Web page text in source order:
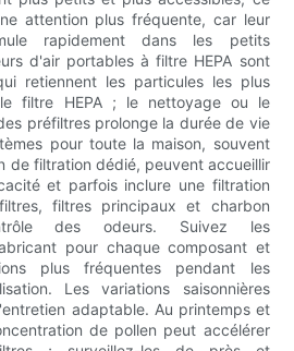
attention plus fréquente, car leur
rapidement dans les petits
d'air portables à filtre HEPA sont
retiennent les particules les plus
filtre HEPA ; le nettoyage ou le
préfiltres prolonge la durée de vie
pour toute la maison, souvent
de filtration dédié, peuvent accueillir
et parfois inclure une filtration
filtres principaux et charbon
des odeurs. Suivez les
pour chaque composant et
plus fréquentes pendant les
Les variations saisonnières
adaptable. Au printemps et
de pollen peut accélérer